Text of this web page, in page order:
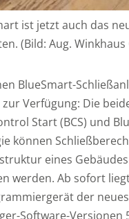
ist jetzt auch das
(Bild: Aug. Winkhaus
BlueSmart-
Verfügung: Die
Start (BCS) und
können
eines
werden. Ab sofort
der
Software-Versionen